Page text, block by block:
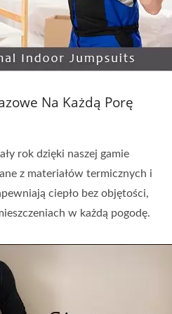
Na Każdą Porę
rok dzięki naszej gamie
z materiałów termicznych i
ciepło bez objętości,
w każdą pogodę.